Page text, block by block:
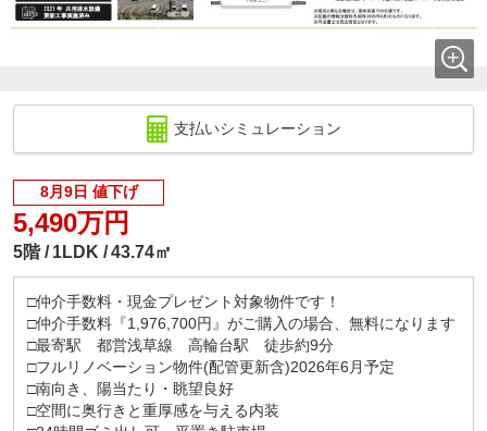
支払いシミュレーション
8月9日 値下げ
5,490万円
5階 1LDK 43.74㎡
□仲介手数料・現金プレゼント対象物件です！
□仲介手数料『1,976,700円』がご購入の場合、無料になります
□最寄駅 都営浅草線 高輪台駅 徒歩約9分
□フルリノベーション物件(配管更新含)2026年6月予定
□南向き、陽当たり・眺望良好
□空間に奥行きと重厚感を与える内装